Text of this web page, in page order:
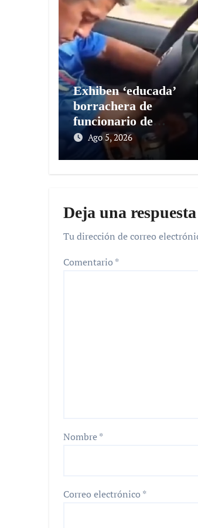
Exhiben ‘educada’
borrachera de
funcionario de
Jalisco
Ago 5, 2026
Deja una respuesta
Tu dirección de correo
Comentario *
Nombre*
Correo electrónico *